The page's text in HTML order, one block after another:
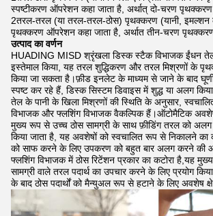
स्पष्टीकरण ऑपरेशन कहा जाता है, अर्थात् दो-चरण
2तरल-तरल (या तरल-तरल-ठोस) पृथक्करण (यानी,
पृथक्करण ऑपरेशन कहा जाता है, अर्थात तीन-चरण
उत्पाद का वर्णन
HUADING MISD श्रृंखला डिस्क स्टैक विभाजक ईंधन
इस्तेमाल किया, यह तरल शुद्धिकरण और तरल मिश्रणों के
किया जा सकता है।फ़ीड इनलेट के माध्यम से जाने के बाद
स्पष्ट कर रहे हैं, डिस्क सिस्टम डिवाइस में शुद्ध या अलग
तेल के पानी के खिला मिश्रणों की स्थिति के अनुसार,
विभाजक और फ्लशिंग विभाजक वैकल्पिक हैं।ऑटोमैटिक अवशेष
मुख्य रूप से उच्च ठोस सामग्री के साथ फ़ीडिंग तरल को
किया जाता है, यह अवशेषों को स्वचालित रूप से निकालने का
को साफ करने के लिए उपकरण को बहुत बार अलग करने की
फ्लशिंग विभाजक में ठोस रिटेंशन प्रकार का कटोरा है,यह
सामग्री वाले तरल पदार्थ का उपचार करने के लिए प्रयोग
के बाद ठोस पदार्थों को मैन्युअल रूप से हटाने के लिए अवशेष